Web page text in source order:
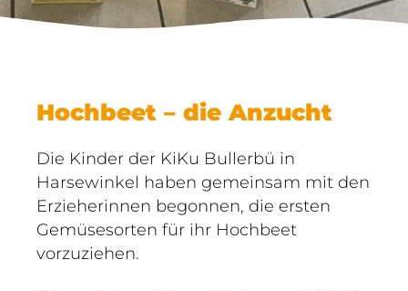
Hochbeet – die Anzucht
Die Kinder der KiKu Bullerbü in
Harsewinkel haben gemeinsam mit den
Erzieherinnen begonnen, die ersten
Gemüsesorten für ihr Hochbeet
vorzuziehen.